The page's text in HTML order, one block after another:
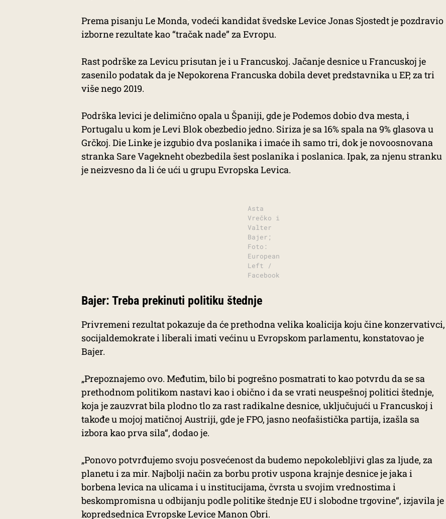
Prema pisanju Le Monda, vodeći kandidat švedske Levice Jonas Sjostedt je pozdravio
izborne rezultate kao “tračak nade” za Evropu.
Rast podrške za Levicu prisutan je i u Francuskoj. Jačanje desnice u Francuskoj je
zasenilo podatak da je Nepokorena Francuska dobila devet predstavnika u EP, za tri
više nego 2019.
Podrška levici je delimično opala u Španiji, gde je Podemos dobio dva mesta, i
Portugalu u kom je Levi Blok obezbedio jedno. Siriza je sa 16% spala na 9% glasova u
Grčkoj. Die Linke je izgubio dva poslanika i imaće ih samo tri, dok je novoosnovana
stranka Sare Vagekneht obezbedila šest poslanika i poslanica. Ipak, za njenu stranku
je neizvesno da li će ući u grupu Evropska Levica.
Asta
Vrečko i
Valter
Bajer;
Foto:
European
Left /
Facebook
Bajer: Treba prekinuti politiku štednje
Privremeni rezultat pokazuje da će prethodna velika koalicija koju čine konzervativci,
socijaldemokrate i liberali imati većinu u Evropskom parlamentu, konstatovao je
Bajer.
„Prepoznajemo ovo. Međutim, bilo bi pogrešno posmatrati to kao potvrdu da se sa
prethodnom politikom nastavi kao i obično i da se vrati neuspešnoj politici štednje,
koja je zauzvrat bila plodno tlo za rast radikalne desnice, uključujući u Francuskoj i
takođe u mojoj matičnoj Austriji, gde je FPO, jasno neofašistička partija, izašla sa
izbora kao prva sila“, dodao je.
„Ponovo potvrđujemo svoju posvećenost da budemo nepokolebljivi glas za ljude, za
planetu i za mir. Najbolji način za borbu protiv uspona krajnje desnice je jaka i
borbena levica na ulicama i u institucijama, čvrsta u svojim vrednostima i
beskompromisna u odbijanju podle politike štednje EU i slobodne trgovine“, izjavila je
kopredsednica Evropske Levice Manon Obri.